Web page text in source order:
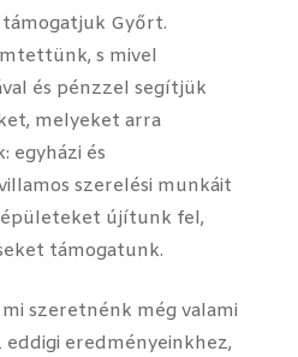
Győrt.
s mivel
és pénzzel segítjük
melyeket arra
egyházi és
szerelési munkáit
újítunk fel,
támogatunk.
szeretnénk még valami
eredményeinkhez,